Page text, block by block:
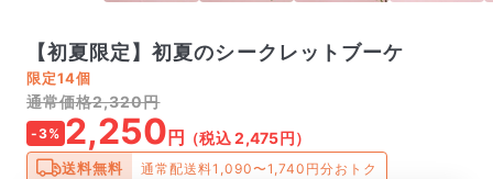
【初夏限定】初夏のシークレットブーケ
限定14個
通常価格2,320円
-3% 2,250 円 （税込 2,475円）
送料無料 通常配送料1,090〜1,740円分おトク